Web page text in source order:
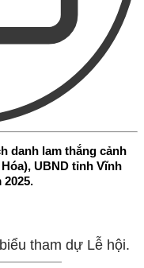
danh lam thắng cảnh
UBND tỉnh Vĩnh
tham dự Lễ hội.